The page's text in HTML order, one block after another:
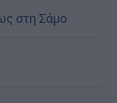
στη Σάμο